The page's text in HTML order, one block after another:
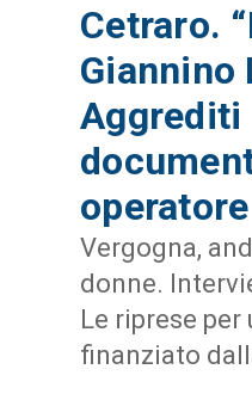
Cetraro.
Giannino
Aggrediti
operatore
Vergogna,
donne.
Le riprese
finanziato